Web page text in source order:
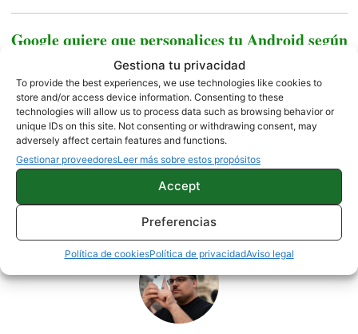
Gestiona tu privacidad
To provide the best experiences, we use technologies like cookies to
store and/or access device information. Consenting to these
technologies will allow us to process data such as browsing behavior or
unique IDs on this site. Not consenting or withdrawing consent, may
adversely affect certain features and functions.
Gestionar proveedoresLeer más sobre estos propósitos
Accept
Preferencias
Política de cookiesPolítica de privacidadAviso legal
Google quiere que personalices tu Android según
tus gustos
JUEGOS
Sobre este autor